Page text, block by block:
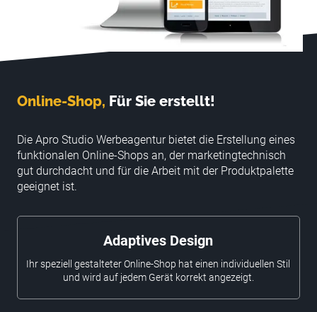
Online-Shop, Für Sie erstellt!
Die Apro Studio Werbeagentur bietet die Erstellung eines
funktionalen Online-Shops an, der marketingtechnisch
gut durchdacht und für die Arbeit mit der Produktpalette
geeignet ist.
Adaptives Design
Ihr speziell gestalteter Online-Shop hat einen individuellen Stil
und wird auf jedem Gerät korrekt angezeigt.